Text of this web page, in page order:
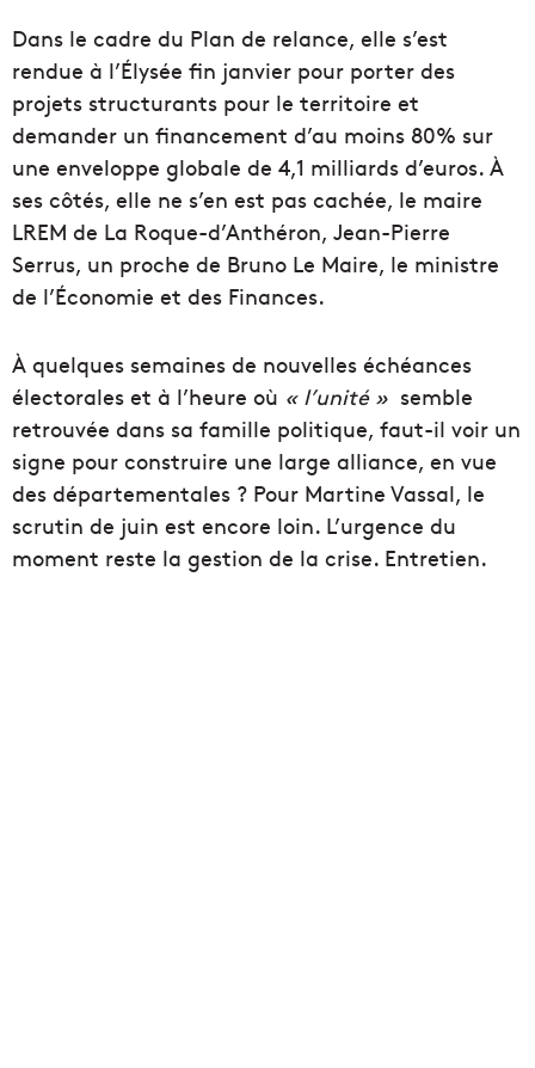
Dans le cadre du Plan de relance, elle s’est
rendue à l’Élysée fin janvier pour porter des
projets structurants pour le territoire et
demander un financement d’au moins 80% sur
une enveloppe globale de 4,1 milliards d’euros. À
ses côtés, elle ne s’en est pas cachée, le maire
LREM de La Roque-d’Anthéron, Jean-Pierre
Serrus, un proche de Bruno Le Maire, le ministre
de l’Économie et des Finances.
À quelques semaines de nouvelles échéances
électorales et à l’heure où « l’unité » semble
retrouvée dans sa famille politique, faut-il voir un
signe pour construire une large alliance, en vue
des départementales ? Pour Martine Vassal, le
scrutin de juin est encore loin. L’urgence du
moment reste la gestion de la crise. Entretien.